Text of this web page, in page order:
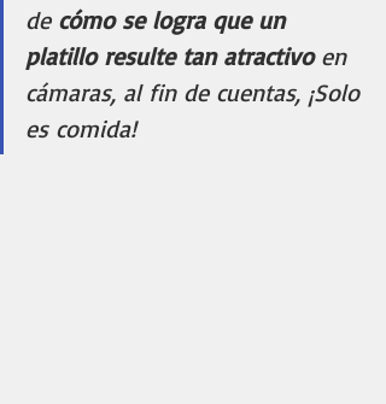
de cómo se logra que un
platillo resulte tan atractivo en
cámaras, al fin de cuentas, ¡Solo
es comida!